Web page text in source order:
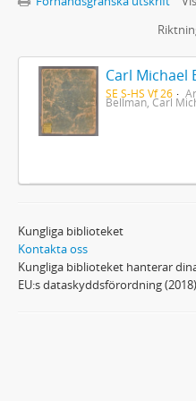
SE S-HS Vf 26
Bellman, Carl
Kungliga biblioteket
Kontakta oss
Kungliga biblioteket hanterar
EU:s dataskyddsförordning